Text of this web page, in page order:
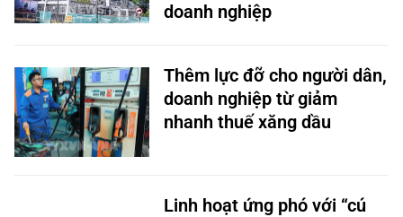
doanh nghiệp
Thêm lực đỡ cho người dân,
doanh nghiệp từ giảm
nhanh thuế xăng dầu
Linh hoạt ứng phó với “cú